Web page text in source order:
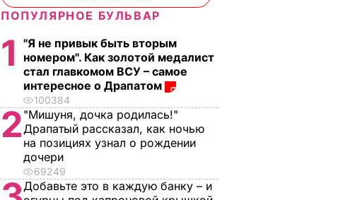
ПОПУЛЯРНОЕ БУЛЬВАР
1
"Я не привык быть вторым
номером". Как золотой медалист
стал главкомом ВСУ – самое
интересное о Драпатом
100384
2 "Мишуня, дочка родилась!"
Драпатый рассказал, как ночью
на позициях узнал о рождении
дочери
69249
Добавьте это в каждую банку – и